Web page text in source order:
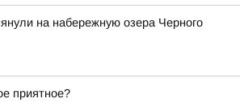
на набережную озера Черного
приятное?